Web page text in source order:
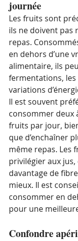
journée
Les fruits sont
ils ne doivent pas
repas.
en dehors d’une
alimentaire, ils
fermentations, les
variations
Il est souvent
consommer deux
fruits par jour,
que d’enchaîner
même repas. Les
privilégier aux
davantage de
mieux. Il est
consommer en
pour une
Confondre